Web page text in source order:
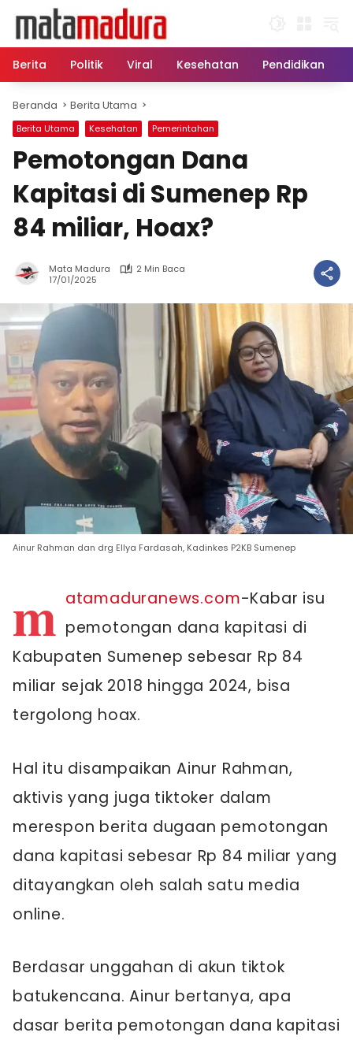
konten
Berita
Politik Viral Kesehatan Pendidikan
Beranda Berita Utama
Berita Utama Kesehatan Pemerintahan
Pemotongan Dana
Kapitasi di Sumenep Rp
84 miliar, Hoax?
Mata Madura
2 Min Baca
17/01/2025
Ainur Rahman dan drg Ellya Fardasah, Kadinkes P2KB Sumenep
m atamaduranews.com-Kabar isu
pemotongan dana kapitasi di
Kabupaten Sumenep sebesar Rp 84
miliar sejak 2018 hingga 2024, bisa
tergolong hoax.
Hal itu disampaikan Ainur Rahman,
aktivis yang juga tiktoker dalam
merespon berita dugaan pemotongan
dana kapitasi sebesar Rp 84 miliar yang
ditayangkan oleh salah satu media
online.
Berdasar unggahan di akun tiktok
batukencana. Ainur bertanya, apa
dasar berita pemotongan dana kapitasi